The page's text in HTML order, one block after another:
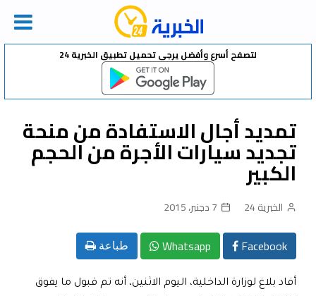
Skip
لتصفح أسرع وأفضل يرجى تحميل تطبيق الخبرية 24
تمديد أجال الاستفادة من منحة
تجديد سيارات الأجرة من الحجم
الكبير
الخبرية 24 7 دجنبر، 2015
Facebook
Whatsapp طباعة
أفاد بلاغ لوزارة الداخلية، اليوم الاثنين، أنه تم قبول ما يفوق